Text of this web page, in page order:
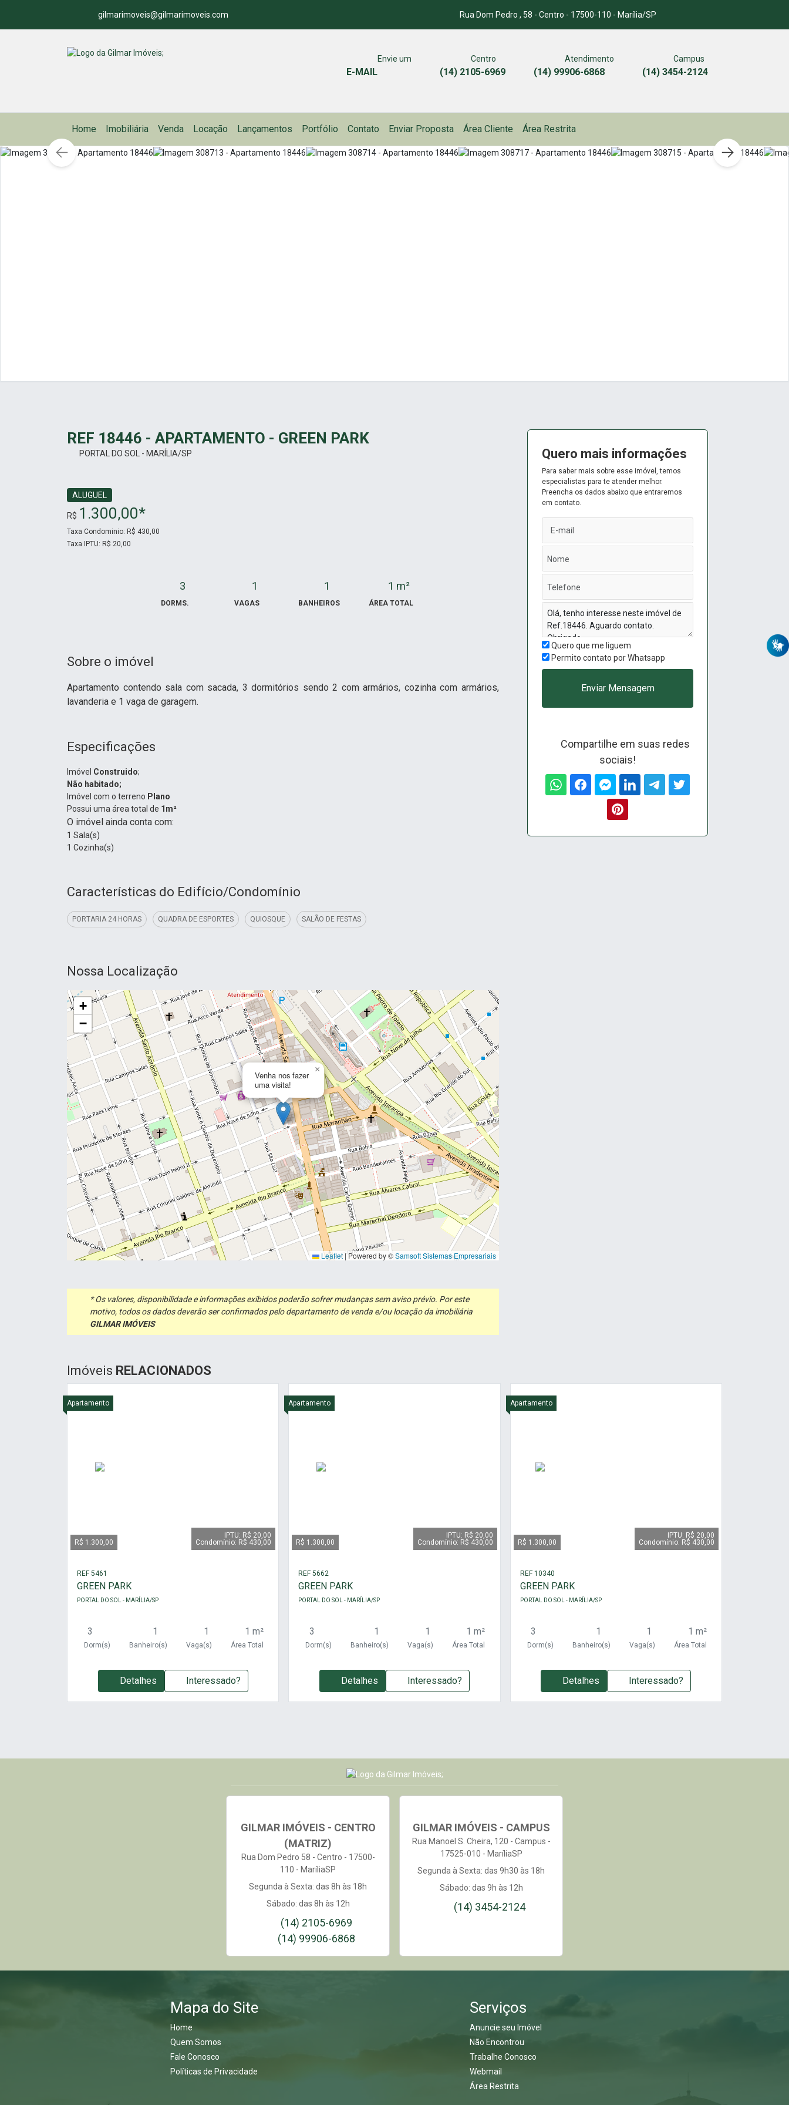
gilmarimoveis@gilmarimoveis.com Rua Dom Pedro , 58 - Centro - 17500-110 - Marília/SP
Envie um
E-MAIL
Centro
(14) 2105-6969
Atendimento
(14) 99906-6868
Campus
(14) 3454-2124
Home Imobiliária Venda Locação Lançamentos Portfólio Contato Enviar Proposta Área Cliente Área Restrita
REF 18446 - APARTAMENTO - GREEN PARK
PORTAL DO SOL - MARÍLIA/SP
ALUGUEL
R$ 1.300,00*
Taxa Condominio: R$ 430,00
Taxa IPTU: R$ 20,00
3
DORMS.
1
VAGAS
1
BANHEIROS
1 m²
ÁREA TOTAL
Sobre o imóvel
Apartamento contendo sala com sacada, 3 dormitórios sendo 2 com armários, cozinha com armários,
lavanderia e 1 vaga de garagem.
Especificações
Imóvel Construido;
Não habitado;
Imóvel com o terreno Plano
Possui uma área total de 1m²
O imóvel ainda conta com:
1 Sala(s)
1 Cozinha(s)
Características do Edifício/Condomínio
PORTARIA 24 HORAS QUADRA DE ESPORTES QUIOSQUE SALÃO DE FESTAS
Nossa Localização
Venha nos fazer
uma visita!
×
+
−
Leaflet|Powered by ©Samsoft Sistemas Empresariais
* Os valores, disponibilidade e informações exibidos poderão sofrer mudanças sem aviso prévio. Por este
motivo, todos os dados deverão ser confirmados pelo departamento de venda e/ou locação da imobiliária
GILMAR IMÓVEIS
Quero mais informações
Para saber mais sobre esse imóvel, temos
especialistas para te atender melhor.
Preencha os dados abaixo que entraremos
em contato.
Quero que me liguem
Permito contato por Whatsapp
Enviar Mensagem
Compartilhe em suas redes
sociais!
Imóveis RELACIONADOS
Apartamento
R$ 1.300,00
IPTU: R$ 20,00
Condomínio: R$ 430,00
REF 5461
GREEN PARK
PORTAL DO SOL - MARÍLIA/SP
3
Dorm(s)
1
Banheiro(s)
1
Vaga(s)
1 m²
Área Total
Detalhes Interessado?
Apartamento
R$ 1.300,00
IPTU: R$ 20,00
Condomínio: R$ 430,00
REF 5662
GREEN PARK
PORTAL DO SOL - MARÍLIA/SP
3
Dorm(s)
1
Banheiro(s)
1
Vaga(s)
1 m²
Área Total
Detalhes Interessado?
Apartamento
R$ 1.300,00
IPTU: R$ 20,00
Condomínio: R$ 430,00
REF 10340
GREEN PARK
PORTAL DO SOL - MARÍLIA/SP
3
Dorm(s)
1
Banheiro(s)
1
Vaga(s)
1 m²
Área Total
Detalhes Interessado?
GILMAR IMÓVEIS - CENTRO
(MATRIZ)
Rua Dom Pedro 58 - Centro - 17500-
110 - MaríliaSP
Segunda à Sexta: das 8h às 18h
Sábado: das 8h às 12h
(14) 2105-6969
(14) 99906-6868
GILMAR IMÓVEIS - CAMPUS
Rua Manoel S. Cheira, 120 - Campus -
17525-010 - MaríliaSP
Segunda à Sexta: das 9h30 às 18h
Sábado: das 9h às 12h
(14) 3454-2124
Mapa do Site
Home
Quem Somos
Fale Conosco
Políticas de Privacidade
Serviços
Anuncie seu Imóvel
Não Encontrou
Trabalhe Conosco
Webmail
Área Restrita